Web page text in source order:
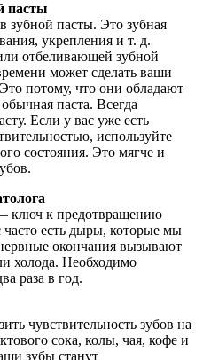
пасты
зубной пасты. Это зубная
укрепления и т. д.
отбеливающей зубной
может сделать ваши
потому, что они обладают
паста. Всегда
Если у вас уже есть
используйте
состояния. Это мягче и
ключ к предотвращению
часто есть дыры, которые мы
окончания вызывают
холода. Необходимо
раза в год.
чувствительность зубов на
сока, колы, чая, кофе и
зубы станут